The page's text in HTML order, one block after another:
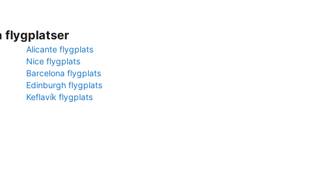
flygplatser
Alicante flygplats
Nice flygplats
Barcelona flygplats
Edinburgh flygplats
Keflavík flygplats